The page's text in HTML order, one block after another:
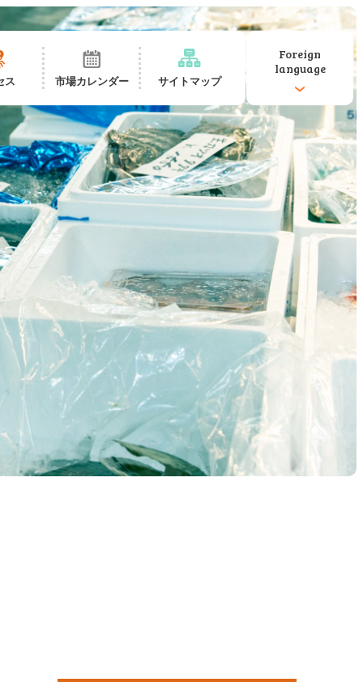
ス 市場カレンダー サイトマップ
Foreign
language